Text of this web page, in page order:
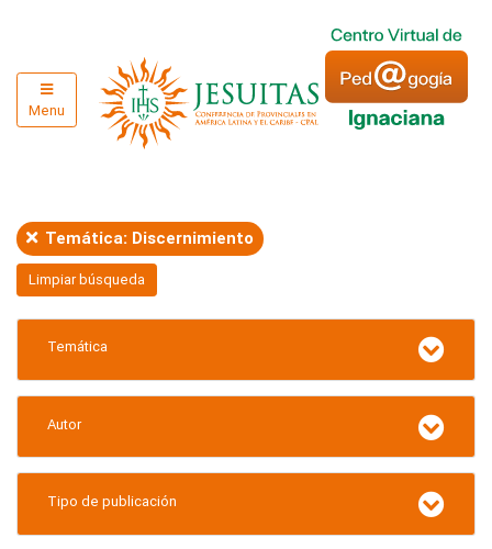
Menu
Temática: Discernimiento
Limpiar búsqueda
Temática
Autor
Tipo de publicación